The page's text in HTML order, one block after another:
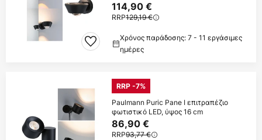
114,90 €
RRP129,19 €
Χρόνος παράδοσης: 7 - 11 εργάσιμες
ημέρες
RRP -7%
Paulmann Puric Pane I επιτραπέζιο
φωτιστικό LED, ύψος 16 cm
86,90 €
RRP93,77 €